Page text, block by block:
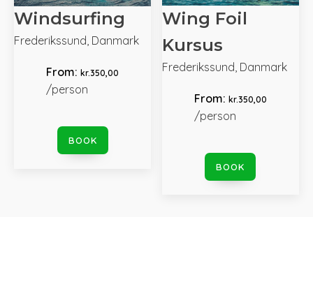
Windsurfing
Frederikssund, Danmark
From:kr.350,00
/person
BOOK
Wing Foil
Kursus
Frederikssund, Danmark
From: kr.350,00
/person
BOOK